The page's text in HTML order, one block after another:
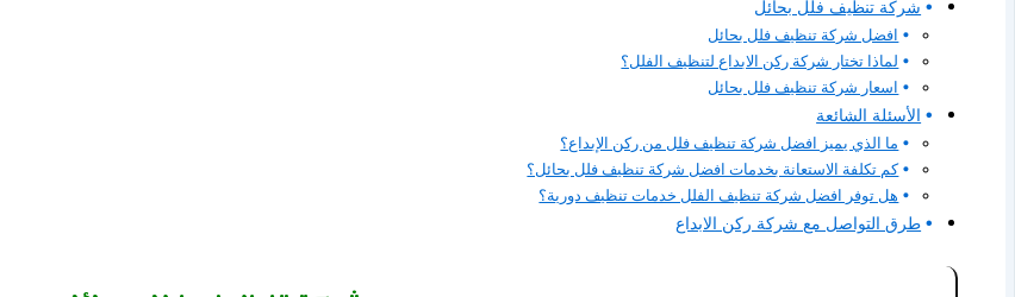
شركة تنظيف فلل بحائل
افضل شركة تنظيف فلل بحائل
لماذا تختار شركة ركن الابداع لتنظيف الفلل؟
اسعار شركة تنظيف فلل بحائل
الأسئلة الشائعة
ما الذي يميز افضل شركة تنظيف فلل من ركن الإبداع؟
كم تكلفة الاستعانة بخدمات افضل شركة تنظيف فلل بحائل؟
هل توفر افضل شركة تنظيف الفلل خدمات تنظيف دورية؟
طرق التواصل مع شركة ركن الابداع